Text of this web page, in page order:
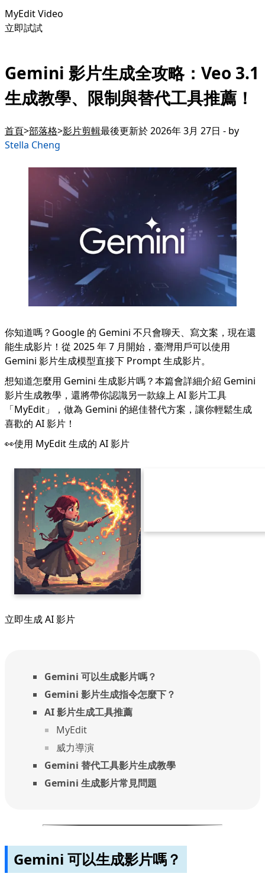
MyEdit Video
立即試試
Gemini 影片生成全攻略：Veo 3.1
生成教學、限制與替代工具推薦！
首頁 部落格 影片剪輯最後更新於 2026年 3月 27日 - by
Stella Cheng
你知道嗎？Google 的 Gemini 不只會聊天、寫文案，現在還
能生成影片！從 2025 年 7 月開始，臺灣用戶可以使用
Gemini 影片生成模型直接下 Prompt 生成影片。
想知道怎麼用 Gemini 生成影片嗎？本篇會詳細介紹 Gemini
影片生成教學，還將帶你認識另一款線上 AI 影片工具
「MyEdit 」，做為 Gemini 的絕佳替代方案，讓你輕鬆生成
喜歡的 AI 影片！
👀使用 MyEdit 生成的 AI 影片
立即生成 AI 影片
Gemini 可以生成影片嗎？
Gemini 影片生成指令怎麼下？
AI 影片生成工具推薦
MyEdit
威力導演
Gemini 替代工具影片生成教學
Gemini 生成影片常見問題
Gemini 可以生成影片嗎？